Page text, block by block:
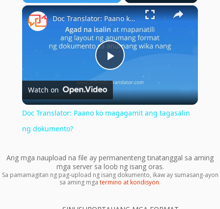
Play Unmute Fullscreen ×
Play
Video
Doc Translator: Paano ko magagamit ang tagasalin ng dokumento?
Watch on
Doc Translator: Paano ko magagamit ang tagasalin
ng dokumento?
Ang mga naupload na file ay permanenteng tinatanggal sa aming
mga server sa loob ng isang oras.
Sa pamamagitan ng pag-upload ng isang dokumento, ikaw ay sumasang-ayon
sa aming mga termino at kondisyon.